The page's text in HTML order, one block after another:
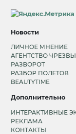
Новости
ЛИЧНОЕ МНЕНИЕ
АГЕНТСТВО
РАЗВОРОТ
РАЗБОР ПОЛЕТОВ
BEAUTYTIME
Дополнительно
ИНТЕРАКТИВНЫЕ
РЕКЛАМА
КОНТАКТЫ